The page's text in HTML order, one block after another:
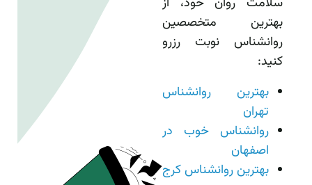
بهترین متخصصین
روانشناس نوبت رزرو
کنید:
بهترین روانشناس
تهران
روانشناس خوب در
اصفهان
بهترین روانشناس کرج